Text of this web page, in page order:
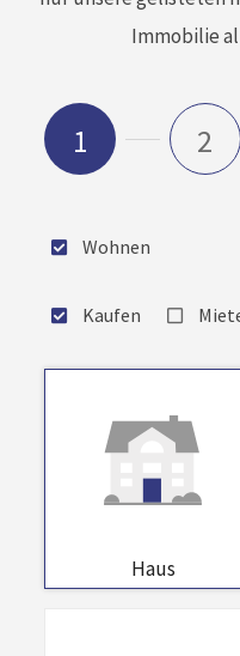
Immobilie
1 2
Wohnen
Kaufen
Haus